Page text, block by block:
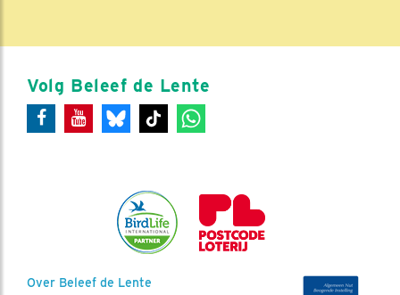
Volg Beleef de Lente
Over Beleef de Lente